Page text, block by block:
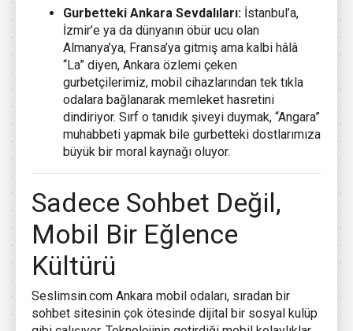
Gurbetteki Ankara Sevdalıları: İstanbul’a,
İzmir’e ya da dünyanın öbür ucu olan
Almanya’ya, Fransa’ya gitmiş ama kalbi hâlâ
“La” diyen, Ankara özlemi çeken
gurbetçilerimiz, mobil cihazlarından tek tıkla
odalara bağlanarak memleket hasretini
dindiriyor. Sırf o tanıdık şiveyi duymak, “Angara”
muhabbeti yapmak bile gurbetteki dostlarımıza
büyük bir moral kaynağı oluyor.
Sadece Sohbet Değil,
Mobil Bir Eğlence
Kültürü
Seslimsin.com Ankara mobil odaları, sıradan bir
sohbet sitesinin çok ötesinde dijital bir sosyal kulüp